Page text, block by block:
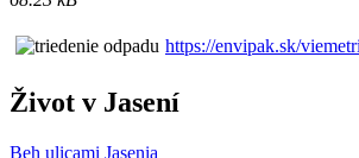
https://envipak.sk/
Život v Jasení
Beh ulicami Jasenia